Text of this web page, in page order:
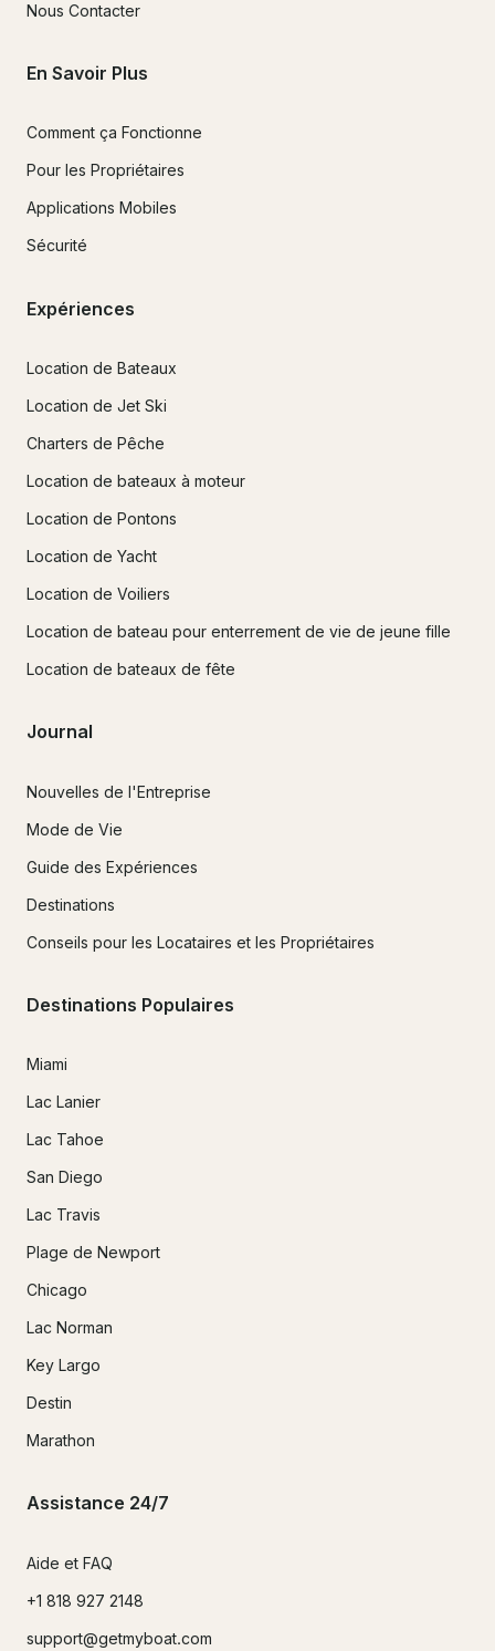
Nous Contacter
En Savoir Plus
Comment ça Fonctionne
Pour les Propriétaires
Applications Mobiles
Sécurité
Expériences
Location de Bateaux
Location de Jet Ski
Charters de Pêche
Location de bateaux à moteur
Location de Pontons
Location de Yacht
Location de Voiliers
Location de bateau pour enterrement de vie de jeune fille
Location de bateaux de fête
Journal
Nouvelles de l'Entreprise
Mode de Vie
Guide des Expériences
Destinations
Conseils pour les Locataires et les Propriétaires
Destinations Populaires
Miami
Lac Lanier
Lac Tahoe
San Diego
Lac Travis
Plage de Newport
Chicago
Lac Norman
Key Largo
Destin
Marathon
Assistance 24/7
Aide et FAQ
+1 818 927 2148
support@getmyboat.com